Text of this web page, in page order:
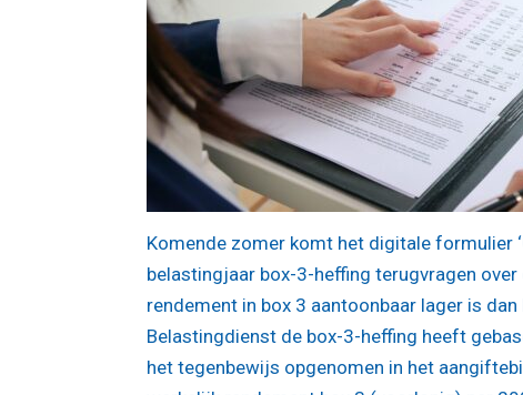
Komende zomer komt het digitale formulier
belastingjaar box-3-heffing terugvragen
rendement in box 3 aantoonbaar lager is
Belastingdienst de box-3-heffing heeft
het tegenbewijs opgenomen in het